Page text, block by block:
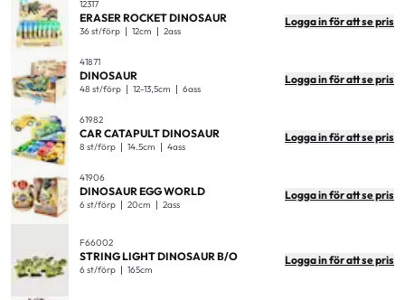
12317
ERASER ROCKET DINOSAUR
36 st/förp 12cm 2ass
Logga in för att se pris
41871
DINOSAUR
48 st/förp 12-13,5cm 6ass
Logga in för att se pris
61982
CAR CATAPULT DINOSAUR
8 st/förp 14.5cm 4ass
Logga in för att se pris
41906
DINOSAUR EGG WORLD
6 st/förp 20cm 2ass
Logga in för att se pris
F66002
STRING LIGHT DINOSAUR B/O
6 st/förp 165cm
Logga in för att se pris